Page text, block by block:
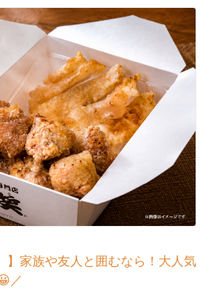
】家族や友人と囲むなら！大人気
／